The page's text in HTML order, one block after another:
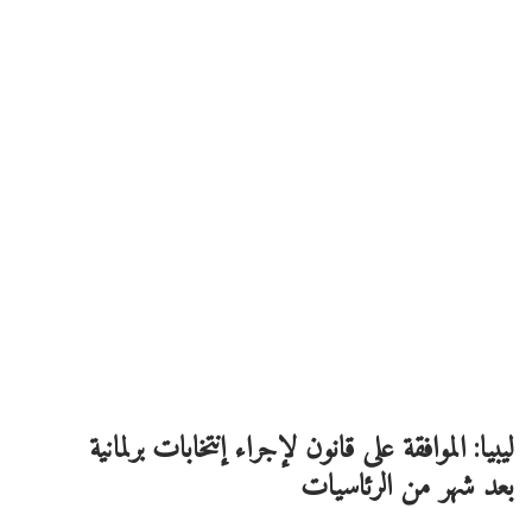
ليبيا: الموافقة على قانون لإجراء إنتخابات برلمانية
بعد شهر من الرئاسيات